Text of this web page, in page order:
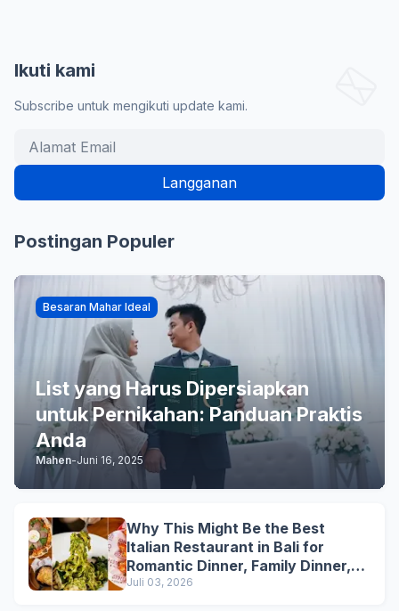
Ikuti kami
Subscribe untuk mengikuti update kami.
Postingan Populer
Besaran Mahar Ideal
List yang Harus Dipersiapkan
untuk Pernikahan: Panduan Praktis
Anda
Mahen-Juni 16, 2025
Why This Might Be the Best
Italian Restaurant in Bali for
Romantic Dinner, Family Dinner,
and Business Lunch
Juli 03, 2026